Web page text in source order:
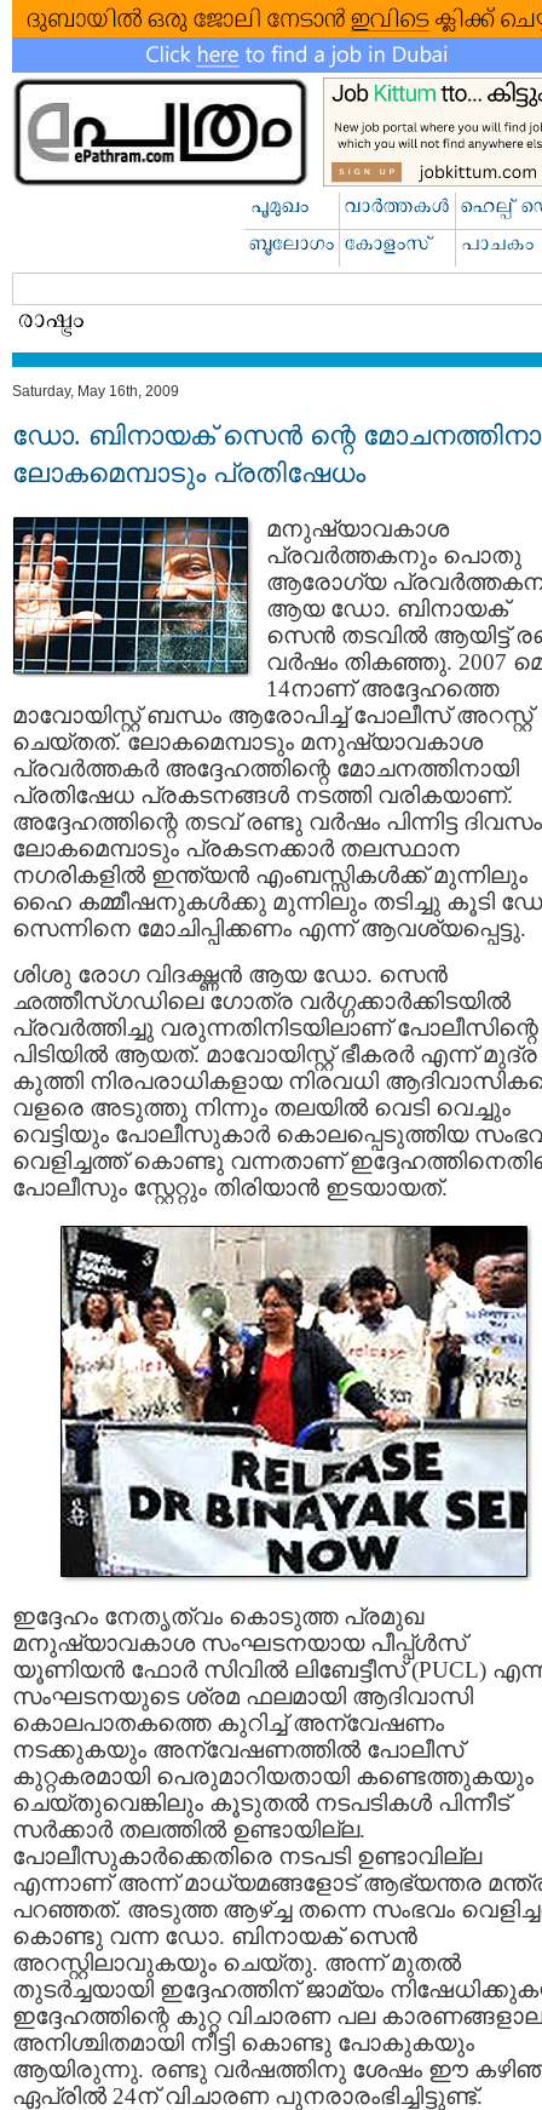
Saturday, May 16th, 2009
ഡോ. ബിനായക് സെന്‍ ന്റെ
ലോകമെമ്പാടും പ്രതിഷേധം
മനുഷ്യാവകാശ
പ്രവര്‍ത്തകനും പൊതു
ആരോഗ്യ
ആയ ഡോ. ബിനായക്
സെന്‍ തടവില്‍ ആയിട്ട്
വര്‍ഷം തികഞ്ഞു. 2007
14നാണ് അദ്ദേഹത്തെ
മാവോയിസ്റ്റ് ബന്ധം ആരോപിച്ച് പോലീസ് അറസ്റ്റ്
ചെയ്തത്. ലോകമെമ്പാടും മനുഷ്യാവകാശ
പ്രവര്‍ത്തകര്‍ അദ്ദേഹത്തിന്റെ മോചനത്തിനായി
പ്രതിഷേധ പ്രകടനങ്ങള്‍ നടത്തി വരികയാണ്.
അദ്ദേഹത്തിന്റെ തടവ് രണ്ടു വര്‍ഷം പിന്നിട്ട ദിവസം
ലോകമെമ്പാടും പ്രകടനക്കാര്‍ തലസ്ഥാന
നഗരികളില്‍ ഇന്ത്യന്‍ എംബസ്സികള്‍ക്ക് മുന്നിലും
ഹൈ കമ്മീഷനുകള്‍ക്കു മുന്നിലും തടിച്ചു കൂടി
സെന്നിനെ മോചിപ്പിക്കണം എന്ന് ആവശ്യപ്പെട്ടു.
ശിശു രോഗ വിദഗ്ദ്ധന്‍ ആയ ഡോ. സെന്‍
ഛത്തീസ്ഗഡിലെ ഗോത്ര വര്‍ഗ്ഗക്കാര്‍ക്കിടയില്‍
പ്രവര്‍ത്തിച്ചു വരുന്നതിനിടയിലാണ് പോലീസിന്റെ
പിടിയില്‍ ആയത്. മാവോയിസ്റ്റ് ഭീകരര്‍ എന്ന് മുദ്ര
കുത്തി നിരപരാധികളായ നിരവധി
വളരെ അടുത്തു നിന്നും തലയില്‍ വെടി വെച്ചും
വെട്ടിയും പോലീസുകാര്‍ കൊലപ്പെടുത്തിയ
വെളിച്ചത്ത് കൊണ്ടു വന്നതാണ്
പോലീസും സ്റ്റേറ്റും തിരിയാന്‍ ഇടയായത്.
ഇദ്ദേഹം നേതൃത്വം കൊടുത്ത പ്രമുഖ
മനുഷ്യാവകാശ സംഘടനയായ പീപ്പ്‌ള്‍സ്
യൂണിയന്‍ ഫോര്‍ സിവില്‍ ലിബേട്ടീസ് (PUCL)
സംഘടനയുടെ ശ്രമ ഫലമായി ആദിവാസി
കൊലപാതകത്തെ കുറിച്ച് അന്വേഷണം
നടക്കുകയും അന്വേഷണത്തില്‍ പോലീസ്
കുറ്റകരമായി പെരുമാറിയതായി കണ്ടെത്തുകയും
ചെയ്തുവെങ്കിലും കൂടുതല്‍ നടപടികള്‍ പിന്നീട്
സര്‍ക്കാര്‍ തലത്തില്‍ ഉണ്ടായില്ല.
പോലീസുകാര്‍ക്കെതിരെ നടപടി ഉണ്ടാവില്ല
എന്നാണ് അന്ന് മാധ്യമങ്ങളോട് ആഭ്യന്തര
പറഞ്ഞത്. അടുത്ത ആഴ്ച്ച തന്നെ സംഭവം
കൊണ്ടു വന്ന ഡോ. ബിനായക് സെന്‍
അറസ്റ്റിലാവുകയും ചെയ്തു. അന്ന് മുതല്‍
തുടര്‍ച്ചയായി ഇദ്ദേഹത്തിന് ജാമ്യം
ഇദ്ദേഹത്തിന്റെ കുറ്റ വിചാരണ പല
അനിശ്ചിതമായി നീട്ടി കൊണ്ടു പോകുകയും
ആയിരുന്നു. രണ്ടു വര്‍ഷത്തിനു ശേഷം ഈ
ഏപ്രില്‍ 24ന് വിചാരണ പുനരാരംഭിച്ചിട്ടുണ്ട്.